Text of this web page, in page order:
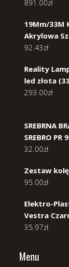
891.00zł
19Mm/33M
Akrylowa
92.43zł
Reality
led złota
293.00zł
SREBRNA
SREBRO PR
32.00zł
Zestaw
95.00zł
Elektro-
Vestra
35.97zł
Menu